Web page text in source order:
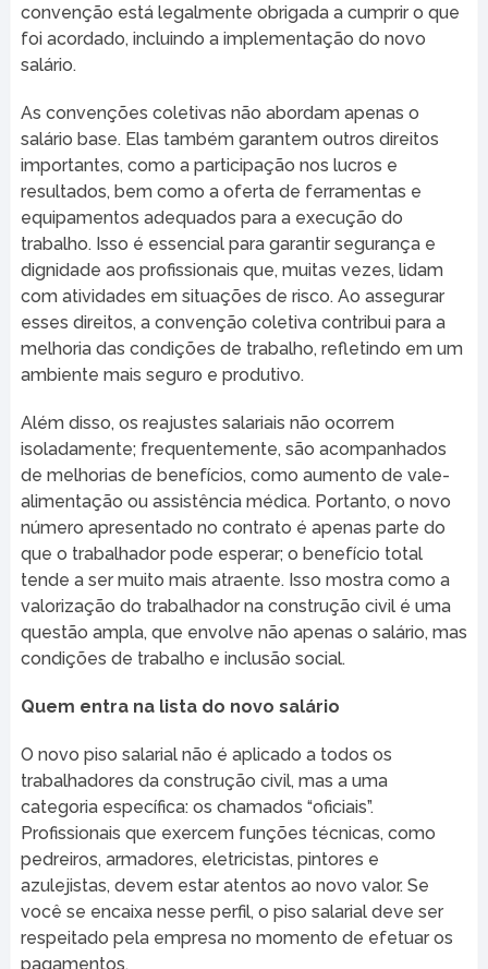
convenção está legalmente obrigada a cumprir o que
foi acordado, incluindo a implementação do novo
salário.
As convenções coletivas não abordam apenas o
salário base. Elas também garantem outros direitos
importantes, como a participação nos lucros e
resultados, bem como a oferta de ferramentas e
equipamentos adequados para a execução do
trabalho. Isso é essencial para garantir segurança e
dignidade aos profissionais que, muitas vezes, lidam
com atividades em situações de risco. Ao assegurar
esses direitos, a convenção coletiva contribui para a
melhoria das condições de trabalho, refletindo em um
ambiente mais seguro e produtivo.
Além disso, os reajustes salariais não ocorrem
isoladamente; frequentemente, são acompanhados
de melhorias de benefícios, como aumento de vale-
alimentação ou assistência médica. Portanto, o novo
número apresentado no contrato é apenas parte do
que o trabalhador pode esperar; o benefício total
tende a ser muito mais atraente. Isso mostra como a
valorização do trabalhador na construção civil é uma
questão ampla, que envolve não apenas o salário, mas
condições de trabalho e inclusão social.
Quem entra na lista do novo salário
O novo piso salarial não é aplicado a todos os
trabalhadores da construção civil, mas a uma
categoria específica: os chamados “oficiais”.
Profissionais que exercem funções técnicas, como
pedreiros, armadores, eletricistas, pintores e
azulejistas, devem estar atentos ao novo valor. Se
você se encaixa nesse perfil, o piso salarial deve ser
respeitado pela empresa no momento de efetuar os
pagamentos.